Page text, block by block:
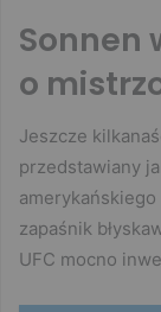
Sonnen
o
Jeszcze
przedstawiany
zapaśnik
UFC mocno